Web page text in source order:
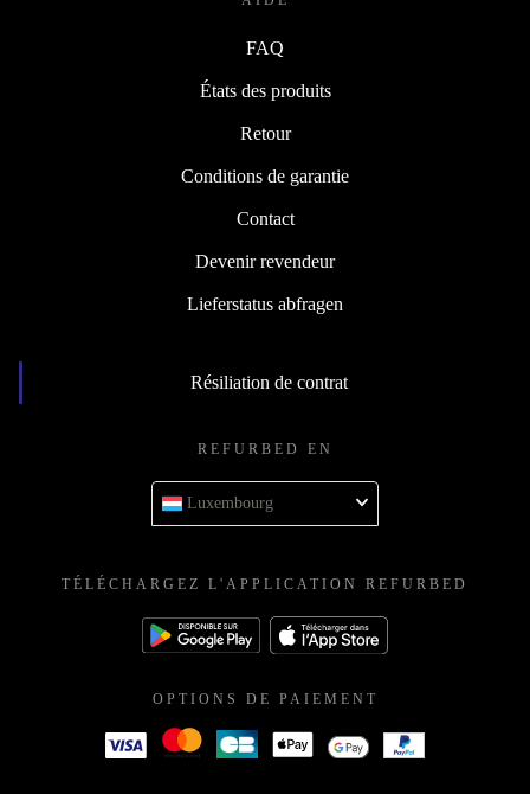
FAQ
États des produits
Retour
Conditions de garantie
Contact
Devenir revendeur
Lieferstatus abfragen
Résiliation de contrat
REFURBED EN
Luxembourg
TÉLÉCHARGEZ L'APPLICATION REFURBED
OPTIONS DE PAIEMENT